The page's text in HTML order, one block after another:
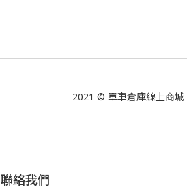
2021 © 單車倉庫線上商城
聯絡我們